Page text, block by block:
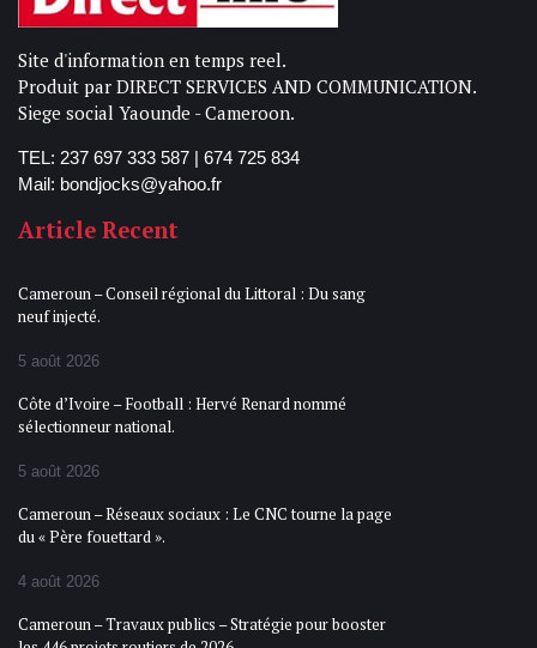
Site d'information en temps reel.
Produit par DIRECT SERVICES AND COMMUNICATION.
Siege social Yaounde - Cameroon.
TEL: 237 697 333 587 | 674 725 834
Mail: bondjocks@yahoo.fr
Article Recent
Cameroun – Conseil régional du Littoral : Du sang
neuf injecté.
5 août 2026
Côte d’Ivoire – Football : Hervé Renard nommé
sélectionneur national.
5 août 2026
Cameroun – Réseaux sociaux : Le CNC tourne la page
du « Père fouettard ».
4 août 2026
Cameroun – Travaux publics – Stratégie pour booster